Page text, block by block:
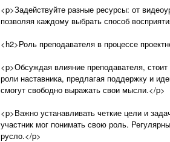
<p>Задействуйте разные ресурсы: от
позволяя каждому выбрать способ
<h2>Роль преподавателя в процессе
<p>Обсуждая влияние преподавателя,
роли наставника, предлагая поддержку и
смогут свободно выражать свои мысли.</p>
<p>Важно устанавливать четкие цели и
участник мог понимать свою роль.
русло.</p>